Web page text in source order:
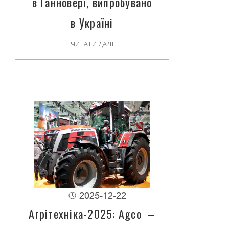
в Україні
ЧИТАТИ ДАЛІ
2025-12-22
Агрітехніка-2025: Agco –